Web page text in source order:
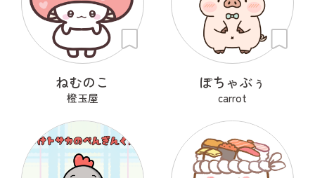
ねむのこ
橙玉屋
ぽちゃぶぅ
carrot